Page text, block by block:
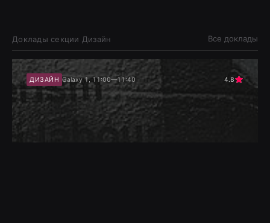
Доклады секции Дизайн Все доклады
ДИЗАЙН Galaxy 1, 11:00—11:40 4.8